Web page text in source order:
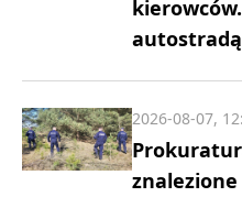
autostradą
2026-08-07,